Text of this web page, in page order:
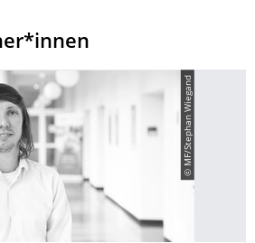
© MF/Stephan Wiegand